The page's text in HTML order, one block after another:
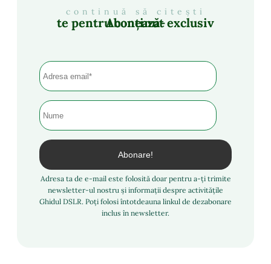
continuă să citești
Abonează-te pentru conținut exclusiv
Adresa ta de e-mail este folosită doar pentru a-ți trimite
newsletter-ul nostru și informații despre activitățile
Ghidul DSLR. Poți folosi întotdeauna linkul de dezabonare
inclus în newsletter.